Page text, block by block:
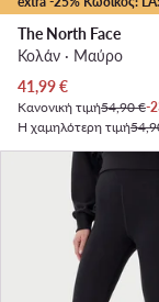
The North Face
Κολάν · Μαύρο
Τρέχουσα τιμή
41,99€
Κανονική τιμή54,90 €-
Η χαμηλότερη τιμή